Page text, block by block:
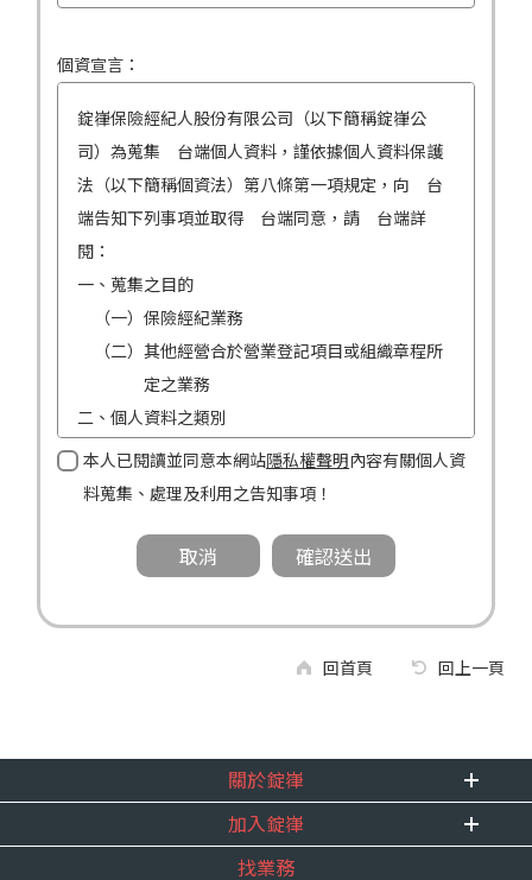
個資宣言：
錠嵂保險經紀人股份有限公司（以下簡稱錠嵂公
司）為蒐集 台端個人資料，謹依據個人資料保護
法（以下簡稱個資法）第八條第一項規定，向 台
端告知下列事項並取得 台端同意，請 台端詳
閱：
一、蒐集之目的
（一）保險經紀業務
（二）其他經營合於營業登記項目或組織章程所
定之業務
二、個人資料之類別
（一）姓名
（二）性別
三、個人資料利用之期間、地區、對象及方式
（一）期間：蒐集之目的存續期間及依法令規定
（四）方式：自動化機器或其他非自動化之方
四、當事人依個資法第三條規定得行使之權利及方
本人已閱讀並同意本網站隱私權聲明內容有關個人資
料蒐集、處理及利用之告知事項！
回首頁 回上一頁
關於錠嵂
企業資訊
重要事跡
加入錠嵂
找業務